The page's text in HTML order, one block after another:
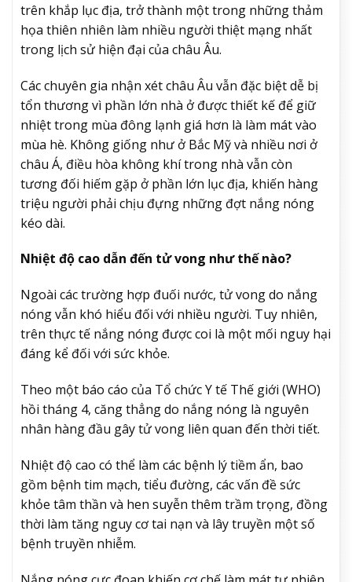
trên khắp lục địa, trở thành một trong những thảm
họa thiên nhiên làm nhiều người thiệt mạng nhất
trong lịch sử hiện đại của châu Âu.
Các chuyên gia nhận xét châu Âu vẫn đặc biệt dễ bị
tổn thương vì phần lớn nhà ở được thiết kế để giữ
nhiệt trong mùa đông lạnh giá hơn là làm mát vào
mùa hè. Không giống như ở Bắc Mỹ và nhiều nơi ở
châu Á, điều hòa không khí trong nhà vẫn còn
tương đối hiếm gặp ở phần lớn lục địa, khiến hàng
triệu người phải chịu đựng những đợt nắng nóng
kéo dài.
Nhiệt độ cao dẫn đến tử vong như thế nào?
Ngoài các trường hợp đuối nước, tử vong do nắng
nóng vẫn khó hiểu đối với nhiều người. Tuy nhiên,
trên thực tế nắng nóng được coi là một mối nguy hại
đáng kể đối với sức khỏe.
Theo một báo cáo của Tổ chức Y tế Thế giới (WHO)
hồi tháng 4, căng thẳng do nắng nóng là nguyên
nhân hàng đầu gây tử vong liên quan đến thời tiết.
Nhiệt độ cao có thể làm các bệnh lý tiềm ẩn, bao
gồm bệnh tim mạch, tiểu đường, các vấn đề sức
khỏe tâm thần và hen suyễn thêm trầm trọng, đồng
thời làm tăng nguy cơ tai nạn và lây truyền một số
bệnh truyền nhiễm.